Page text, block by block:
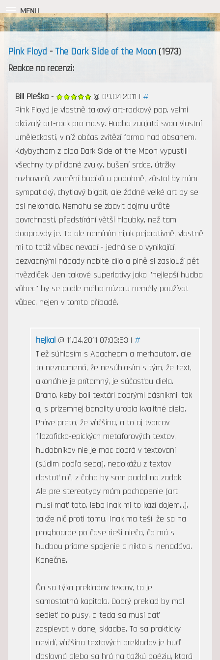
MENU
Pink Floyd -The Dark Side of the Moon(1973)
Reakce na recenzi:
Bill Pleška- @ 09.04.2011 | #
Pink Floyd je vlastně takový art-rockový pop, velmi
okázalý art-rock pro masy. Hudba zaujatá svou vlastní
uměleckostí, v níž občas zvítězí forma nad obsahem.
Kdybychom z alba Dark Side of the Moon vypustili
všechny ty přidané zvuky, bušení srdce, útržky
rozhovorů, zvonění budíků a podobně, zůstal by nám
sympatický, chytlavý bigbít, ale žádné velké art by se
asi nekonalo. Nemohu se zbavit dojmu určité
povrchnosti, předstírání větší hloubky, než tam
doopravdy je. To ale nemíním nijak pejorativně, vlastně
mi to totiž vůbec nevadí - jedná se o vynikající,
bezvadnými nápady nabité dílo a plně si zaslouží pět
hvězdiček. Jen takové superlativy jako "nejlepší hudba
vůbec" by se podle mého názoru neměly používat
vůbec, nejen v tomto případě.
hejkal@ 11.04.2011 07:03:53 | #
Tiež súhlasím s Apacheom a merhautom, ale
to neznamená, že nesúhlasím s tým, že text,
akonáhle je prítomný, je súčasťou diela.
Brano, keby boli textári dobrými básnikmi, tak
aj s prízemnej banality urobia kvalitné dielo.
Práve preto, že väčšina, a to aj tvorcov
filozoficko-epických metaforových textov,
hudobníkov nie je moc dobrá v textovaní
(súdim podľa seba), nedokážu z textov
dostať nič, z čoho by som padol na zadok.
Ale pre stereotypy mám pochopenie (art
musí mať toto, lebo inak mi to kazí dojem...),
takže nič proti tomu. Inak ma teší, že sa na
progboarde po čase rieši niečo, čo má s
hudbou priame spojenie a nikto si nenadáva.
Konečne.
Čo sa týka prekladov textov, to je
samostatná kapitola. Dobrý preklad by mal
sedieť do pusy, a teda sa musí dať
zaspievať v danej skladbe. To sa prakticky
nevidí, väčšina textových prekladov je buď
doslovná alebo sa hrá na ťažkú poéziu, ktorá